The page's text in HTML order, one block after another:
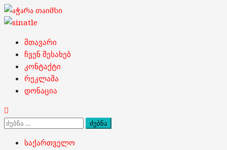
Skip
to
Primary
Menu
მთავარი
ჩვენ შესახებ
კონტაქტი
რეკლამა
დონაცია
ძებნა:
საქართველო